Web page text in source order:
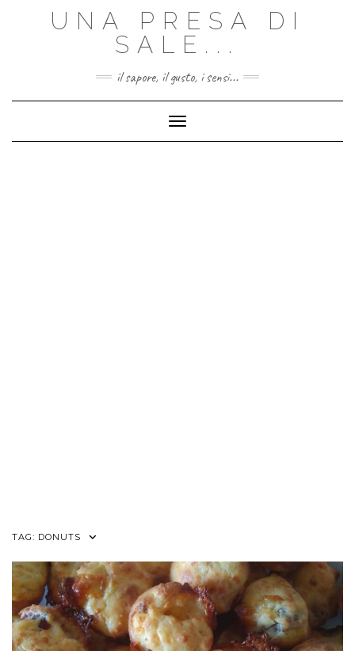
UNA PRESA DI
SALE...
il sapore, il gusto, i sensi...
Toggle Navigation
TAG: DONUTS